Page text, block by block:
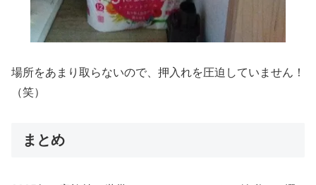
場所をあまり取らないので、押入れを圧迫していません！
（笑）
まとめ